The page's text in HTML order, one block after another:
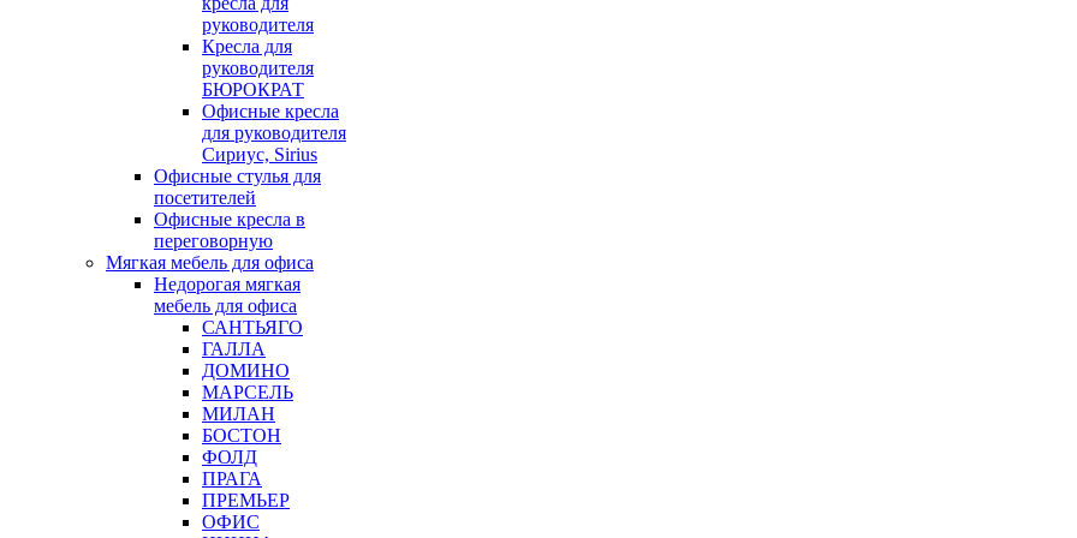
руководителя
Кресла для
руководителя
БЮРОКРАТ
Офисные кресла
для руководителя
Сириус, Sirius
Офисные стулья для
посетителей
Офисные кресла в
переговорную
Мягкая мебель для офиса
Недорогая мягкая
мебель для офиса
САНТЬЯГО
ГАЛЛА
ДОМИНО
МАРСЕЛЬ
МИЛАН
БОСТОН
ФОЛД
ПРАГА
ПРЕМЬЕР
ОФИС